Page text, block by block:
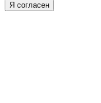
Я согласен